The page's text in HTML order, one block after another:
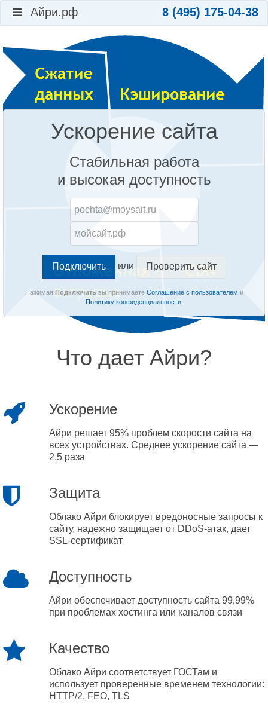
Айри.рф 8 (495) 175-04-38
Ускорение сайта
Стабильная работа
и высокая доступность
или Проверить сайт
Нажимая Подключитьвы принимаете Соглашение с пользователем и
Политику конфиденциальности.
Что дает Айри?
Ускорение
Айри решает 95% проблем скорости сайта на
всех устройствах. Среднее ускорение сайта —
2,5 раза
Защита
Облако Айри блокирует вредоносные запросы к
сайту, надежно защищает от DDoS-атак, дает
SSL-сертификат
Доступность
Айри обеспечивает доступность сайта 99,99%
при проблемах хостинга или каналов связи
Качество
Облако Айри соответствует ГОСТам и
использует проверенные временем технологии:
HTTP/2, FEO, TLS